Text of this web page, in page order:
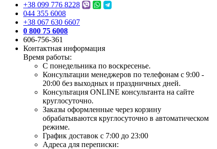
+38 099 776 8228
044 355 6008
+38 067 630 6607
0 800 75 6008
606-756-361
Контактная информация
Время работы:
С понедельника по воскресенье.
Консультации менеджеров по телефонам с 9:00 -
20:00 без выходных и праздничных дней.
Консультация ONLINE консультанта на сайте
круглосуточно.
Заказы оформленные через корзину
обрабатываются круглосуточно в автоматическом
режиме.
График доставок с 7:00 до 23:00
Адреса для переписки: